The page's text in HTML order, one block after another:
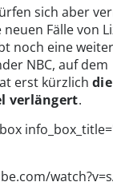
sich aber
Fälle von
noch eine
NBC, auf dem
erst kürzlich
verlängert.